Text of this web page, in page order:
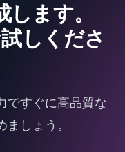
ます。
しくださ
ですぐに高品質な
しょう。